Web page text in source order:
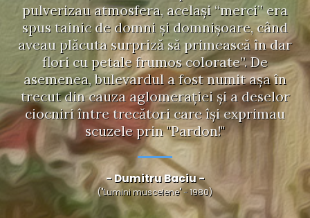
pulverizau atmosfera, acelaşi “merci” era
spus tainic de domni şi domnişoare, când
aveau plăcuta surpriză să primească în dar
flori cu petale frumos colorate”. De
asemenea, bulevardul a fost numit aşa în
trecut din cauza aglomeraţiei şi a deselor
ciocniri între trecători care îşi exprimau
scuzele prin "Pardon!"
- Dumitru Baciu -
("Lumini muscelene" - 1980)